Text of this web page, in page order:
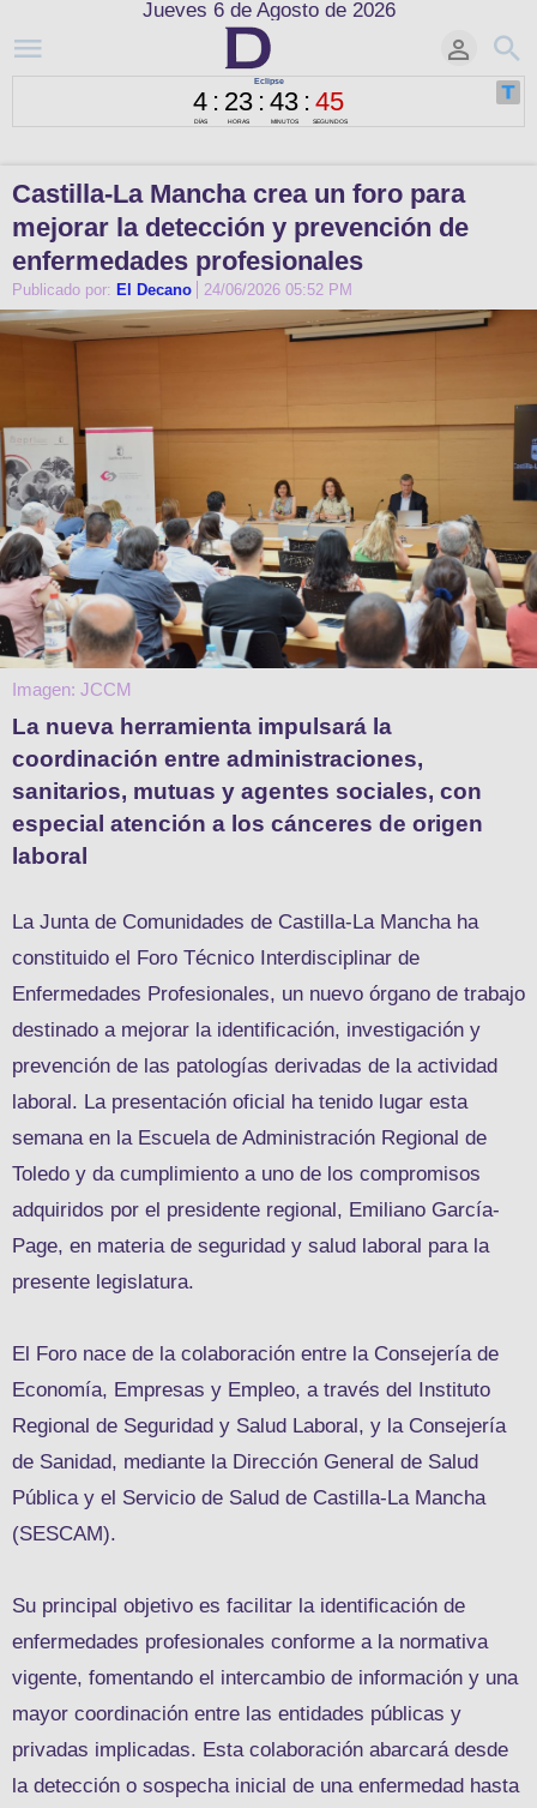
Jueves 6 de Agosto de 2026
Castilla-La Mancha crea un foro para
mejorar la detección y prevención de
enfermedades profesionales
Publicado por: El Decano 24/06/2026 05:52 PM
Imagen: JCCM
La nueva herramienta impulsará la
coordinación entre administraciones,
sanitarios, mutuas y agentes sociales, con
especial atención a los cánceres de origen
laboral
La Junta de Comunidades de Castilla-La Mancha ha
constituido el Foro Técnico Interdisciplinar de
Enfermedades Profesionales, un nuevo órgano de trabajo
destinado a mejorar la identificación, investigación y
prevención de las patologías derivadas de la actividad
laboral. La presentación oficial ha tenido lugar esta
semana en la Escuela de Administración Regional de
Toledo y da cumplimiento a uno de los compromisos
adquiridos por el presidente regional, Emiliano García-
Page, en materia de seguridad y salud laboral para la
presente legislatura.
El Foro nace de la colaboración entre la Consejería de
Economía, Empresas y Empleo, a través del Instituto
Regional de Seguridad y Salud Laboral, y la Consejería
de Sanidad, mediante la Dirección General de Salud
Pública y el Servicio de Salud de Castilla-La Mancha
(SESCAM).
Su principal objetivo es facilitar la identificación de
enfermedades profesionales conforme a la normativa
vigente, fomentando el intercambio de información y una
mayor coordinación entre las entidades públicas y
privadas implicadas. Esta colaboración abarcará desde
la detección o sospecha inicial de una enfermedad hasta